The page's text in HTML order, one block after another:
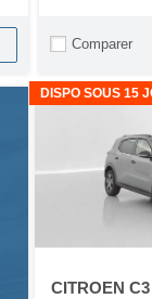
Comparer
DISPO SOUS 15
CITROEN